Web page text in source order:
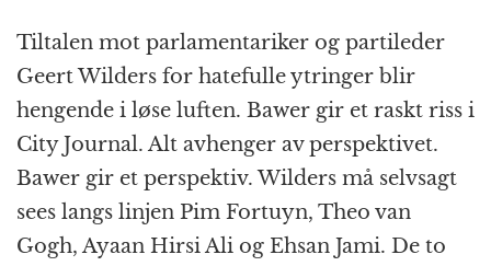
Tiltalen mot parlamentariker og partileder
Geert Wilders for hatefulle ytringer blir
hengende i løse luften. Bawer gir et raskt riss i
City Journal. Alt avhenger av perspektivet.
Bawer gir et perspektiv. Wilders må selvsagt
sees langs linjen Pim Fortuyn, Theo van
Gogh, Ayaan Hirsi Ali og Ehsan Jami. De to